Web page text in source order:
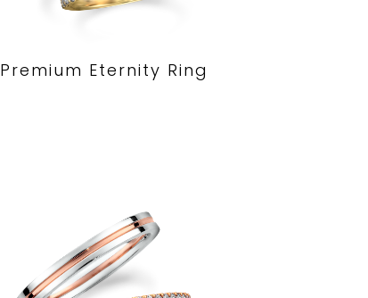
Premium Eternity Ring